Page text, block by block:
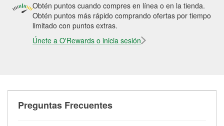
Obtén puntos cuando compres en línea o en la tienda.
Obtén puntos más rápido comprando ofertas por tiempo
limitado con puntos extras.
Únete a O'Rewards o inicia sesión
Preguntas Frecuentes